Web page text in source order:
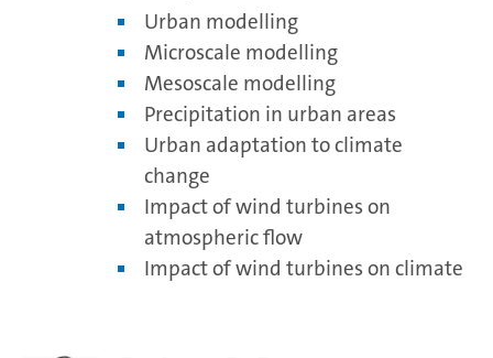
Urban modelling
Microscale modelling
Mesoscale modelling
Precipitation in urban areas
Urban adaptation to climate
change
Impact of wind turbines on
atmospheric flow
Impact of wind turbines on climate